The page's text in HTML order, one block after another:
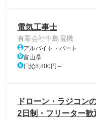
電気工事士
有限会社牛島電機
アルバイト・パート
富山県
日給8,800円～
ドローン・ラジコン
2日制・フリーター歓